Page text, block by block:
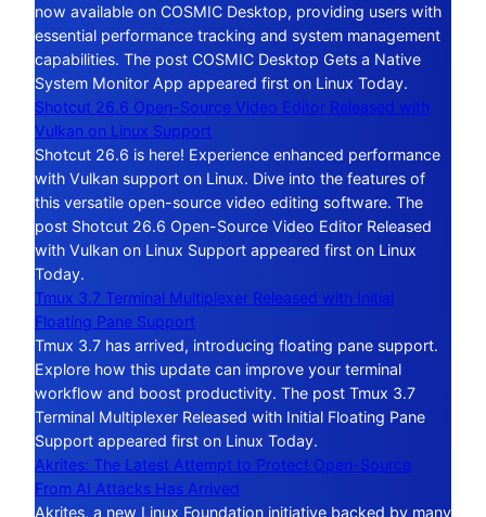
now available on COSMIC Desktop, providing users with
essential performance tracking and system management
capabilities. The post COSMIC Desktop Gets a Native
System Monitor App appeared first on Linux Today.
Shotcut 26.6 Open-Source Video Editor Released with
Vulkan on Linux Support
Shotcut 26.6 is here! Experience enhanced performance
with Vulkan support on Linux. Dive into the features of
this versatile open-source video editing software. The
post Shotcut 26.6 Open-Source Video Editor Released
with Vulkan on Linux Support appeared first on Linux
Today.
Tmux 3.7 Terminal Multiplexer Released with Initial
Floating Pane Support
Tmux 3.7 has arrived, introducing floating pane support.
Explore how this update can improve your terminal
workflow and boost productivity. The post Tmux 3.7
Terminal Multiplexer Released with Initial Floating Pane
Support appeared first on Linux Today.
Akrites: The Latest Attempt to Protect Open-Source
From AI Attacks Has Arrived
Akrites, a new Linux Foundation initiative backed by many